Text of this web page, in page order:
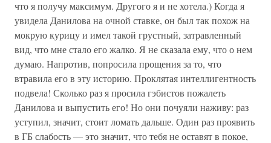
что я получу максимум. Другого я и не хотела.) Когда я
увидела Данилова на очной ставке, он был так похож на
мокрую курицу и имел такой грустный, затравленный
вид, что мне стало его жалко. Я не сказала ему, что о нем
думаю. Напротив, попросила прощения за то, что
втравила его в эту историю. Проклятая интеллигентность
подвела! Сколько раз я просила гэбистов пожалеть
Данилова и выпустить его! Но они почуяли наживу: раз
уступил, значит, стоит ломать дальше. Один раз проявить
в ГБ слабость — это значит, что тебя не оставят в покое,